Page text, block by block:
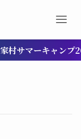
サマーキャンプ